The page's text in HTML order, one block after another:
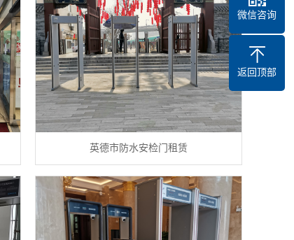
英德市防水安检门租赁
微信咨询
返回顶部